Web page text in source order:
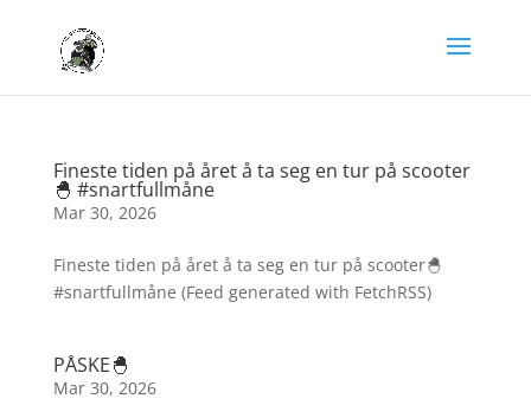
Fineste tiden på året å ta seg en tur på scooter
🐣 #snartfullmåne
Mar 30, 2026
Fineste tiden på året å ta seg en tur på scooter🐣
#snartfullmåne (Feed generated with FetchRSS)
PÅSKE🐣
Mar 30, 2026